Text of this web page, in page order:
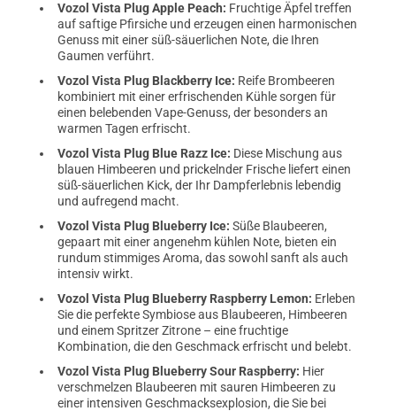
Vozol Vista Plug Apple Peach: Fruchtige Äpfel treffen
auf saftige Pfirsiche und erzeugen einen harmonischen
Genuss mit einer süß-säuerlichen Note, die Ihren
Gaumen verführt.
Vozol Vista Plug Blackberry Ice: Reife Brombeeren
kombiniert mit einer erfrischenden Kühle sorgen für
einen belebenden Vape-Genuss, der besonders an
warmen Tagen erfrischt.
Vozol Vista Plug Blue Razz Ice: Diese Mischung aus
blauen Himbeeren und prickelnder Frische liefert einen
süß-säuerlichen Kick, der Ihr Dampferlebnis lebendig
und aufregend macht.
Vozol Vista Plug Blueberry Ice: Süße Blaubeeren,
gepaart mit einer angenehm kühlen Note, bieten ein
rundum stimmiges Aroma, das sowohl sanft als auch
intensiv wirkt.
Vozol Vista Plug Blueberry Raspberry Lemon: Erleben
Sie die perfekte Symbiose aus Blaubeeren, Himbeeren
und einem Spritzer Zitrone – eine fruchtige
Kombination, die den Geschmack erfrischt und belebt.
Vozol Vista Plug Blueberry Sour Raspberry: Hier
verschmelzen Blaubeeren mit sauren Himbeeren zu
einer intensiven Geschmacksexplosion, die Sie bei